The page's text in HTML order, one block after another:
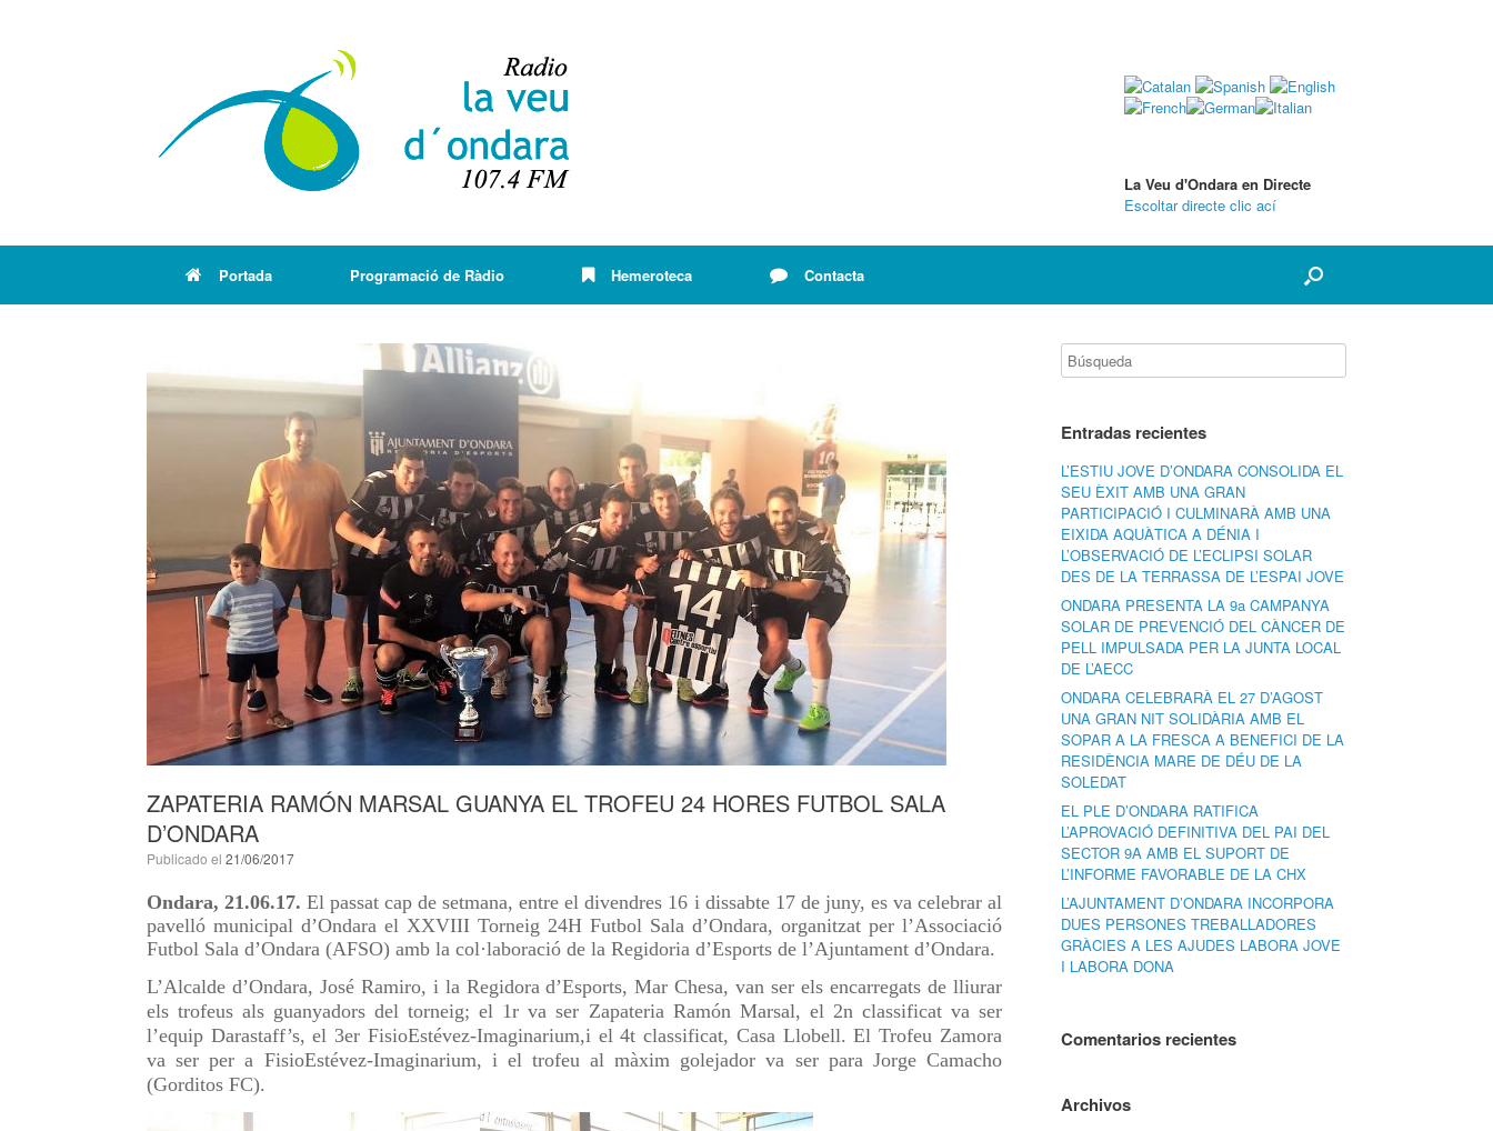
La Veu d'Ondara en Directe
Escoltar directe clic ací
Portada Programació de Ràdio Hemeroteca Contacta
ZAPATERIA RAMÓN MARSAL GUANYA EL TROFEU 24 HORES FUTBOL SALA
D’ONDARA
Publicado el 21/06/2017
Ondara, 21.06.17.El passat cap de setmana, entre el divendres 16 i dissabte 17 de juny, es va celebrar al
pavelló municipal d’Ondara el XXVIII Torneig 24H Futbol Sala d’Ondara, organitzat per l’Associació
Futbol Sala d’Ondara (AFSO) amb la col·laboració de la Regidoria d’Esports de l’Ajuntament d’Ondara.
L’Alcalde d’Ondara, José Ramiro, i la Regidora d’Esports, Mar Chesa, van ser els encarregats de lliurar
els trofeus als guanyadors del torneig; el 1r va ser Zapateria Ramón Marsal, el 2n classificat va ser
l’equip Darastaff’s, el 3er FisioEstévez-Imaginarium,i el 4t classificat, Casa Llobell. El Trofeu Zamora
va ser per a FisioEstévez-Imaginarium, i el trofeu al màxim golejador va ser para Jorge Camacho
(Gorditos FC).
Entradas recientes
L’ESTIU JOVE D’ONDARA CONSOLIDA EL
SEU ÈXIT AMB UNA GRAN
PARTICIPACIÓ I CULMINARÀ AMB UNA
EIXIDA AQUÀTICA A DÉNIA I
L’OBSERVACIÓ DE L’ECLIPSI SOLAR
DES DE LA TERRASSA DE L’ESPAI JOVE
ONDARA PRESENTA LA 9a CAMPANYA
SOLAR DE PREVENCIÓ DEL CÀNCER DE
PELL IMPULSADA PER LA JUNTA LOCAL
DE L’AECC
ONDARA CELEBRARÀ EL 27 D’AGOST
UNA GRAN NIT SOLIDÀRIA AMB EL
SOPAR A LA FRESCA A BENEFICI DE LA
RESIDÈNCIA MARE DE DÉU DE LA
SOLEDAT
EL PLE D’ONDARA RATIFICA
L’APROVACIÓ DEFINITIVA DEL PAI DEL
SECTOR 9A AMB EL SUPORT DE
L’INFORME FAVORABLE DE LA CHX
L’AJUNTAMENT D’ONDARA INCORPORA
DUES PERSONES TREBALLADORES
GRÀCIES A LES AJUDES LABORA JOVE
I LABORA DONA
Comentarios recientes
Archivos